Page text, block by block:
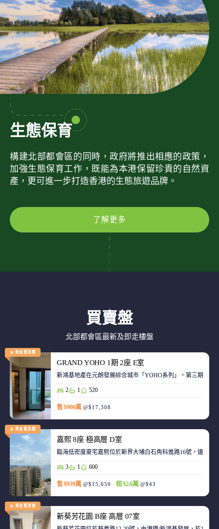
生態保育
構建北部都會區的同時，政府將推出相應的政策，
加強生態保育工作，既能為本港保留珍貴的自然資
產，更可進一步打造香港的生態旅遊品牌。
了解更多
買賣盤
北部都會區最新及即走樓盤
黃金置頂盤
GRAND YOHO 1期 2座 E室
2 1 520
售 $900萬 @$17,308
黃金置頂盤
嘉熙 8座 極高層 D室
臨海低密度豪宅嘉熙位於新界大埔白石角科進路16號，遠離
3 1 600
售 $939萬 @$15,650 租 $2.6萬 @$43
黃金置頂盤
新葵芳花園 B座 高層 07室